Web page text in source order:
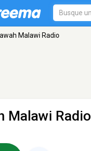
Malawi Radio
Malawi Radio